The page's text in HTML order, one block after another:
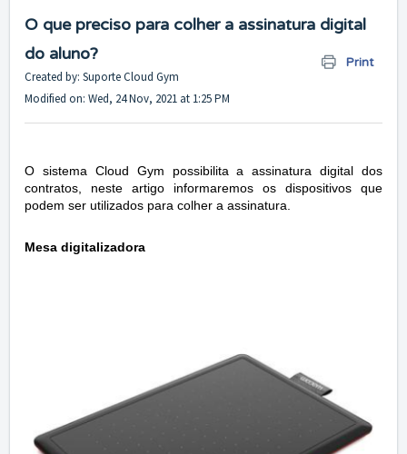
O que preciso para colher a assinatura digital
do aluno?
Print
Created by: Suporte Cloud Gym
Modified on: Wed, 24 Nov, 2021 at 1:25 PM
O sistema Cloud Gym possibilita a assinatura digital dos
contratos, neste artigo informaremos os dispositivos que
podem ser utilizados para colher a assinatura.
Mesa digitalizadora